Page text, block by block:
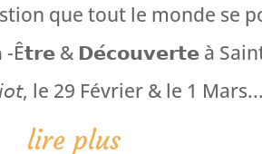
que tout le monde
& 𝗗𝗲́𝗰𝗼𝘂𝘃𝗲𝗿𝘁𝗲 à
le 29 Février & le 1 Mars...
lire plus